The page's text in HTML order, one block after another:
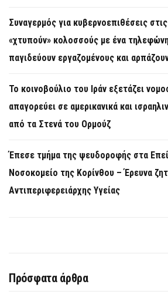
Συναγερμός για κυβερνοεπιθέσεις
«χτυπούν» κολοσσούς με ένα
παγιδεύουν εργαζομένους και
Το κοινοβούλιο του Ιράν εξετάζει
απαγορεύει σε αμερικανικά και
από τα Στενά του Ορμούζ
Έπεσε τμήμα της ψευδοροφής στα
Νοσοκομείο της Κορίνθου – Έρευνα
Αντιπεριφερειάρχης Υγείας
Πρόσφατα άρθρα